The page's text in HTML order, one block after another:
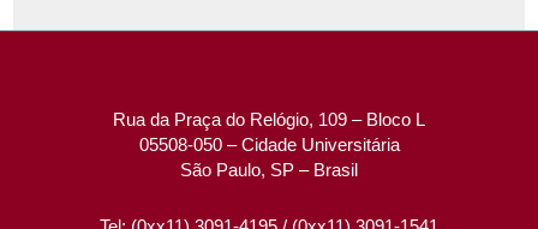
Rua da Praça do Relógio, 109 – Bloco L
05508-050 – Cidade Universitária
São Paulo, SP – Brasil